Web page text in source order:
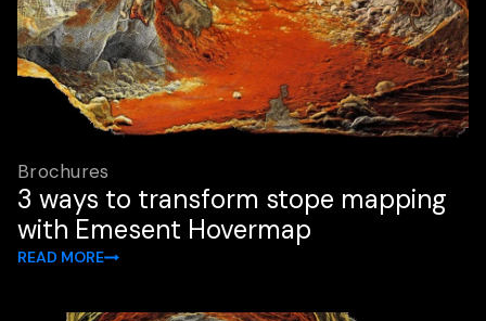
Brochures
3 ways to transform stope mapping
with Emesent Hovermap
READ MORE